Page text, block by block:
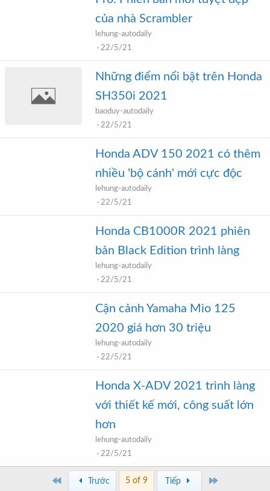
của nhà Scrambler
lehung-autodaily
22/5/21
Những điểm nổi bật trên Honda
SH350i 2021
baoduy-autodaily
22/5/21
Honda ADV 150 2021 có thêm
nhiều 'bộ cánh' mới cực độc
lehung-autodaily
22/5/21
Honda CB1000R 2021 phiên
bản Black Edition trình làng
lehung-autodaily
22/5/21
Cận cảnh Yamaha Mio 125
2020 giá hơn 30 triệu
lehung-autodaily
22/5/21
Honda X-ADV 2021 trình làng
với thiết kế mới, công suất lớn
hơn
lehung-autodaily
22/5/21
Trước 5 of 9 Tiếp